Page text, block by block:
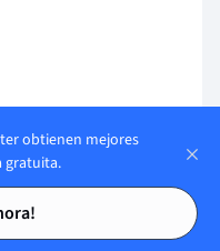
obtienen mejores
gratuita.